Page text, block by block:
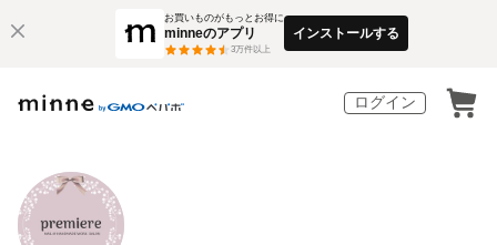
お買いものがもっとお得に
minneのアプリ
3万件以上
インストールする
ログイン